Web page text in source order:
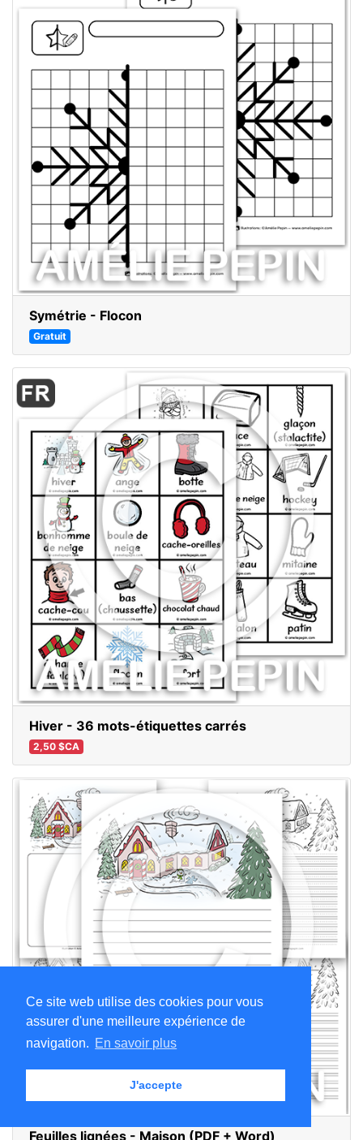
Ce site web utilise des cookies pour vous
assurer d'une meilleure expérience de
navigation. En savoir plus
J'accepte
Symétrie - Flocon
Gratuit
Hiver - 36 mots-étiquettes carrés
2,50 $CA
Feuilles lignées - Maison (PDF + Word)